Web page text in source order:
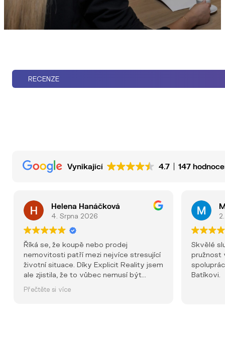
RECENZE
Vynikající 4.7 147
Helena Hanáčková
4. Srpna 2026
Říká se, že koupě nebo prodej
nemovitosti patří mezi nejvíce stresující
životní situace. Díky Explicit Reality jsem
ale zjistila, že to vůbec nemusí být
pravda. Už od prvního kontaktu jsem
Přečtěte si více
Skvělé
pružnost
Batíkovi.